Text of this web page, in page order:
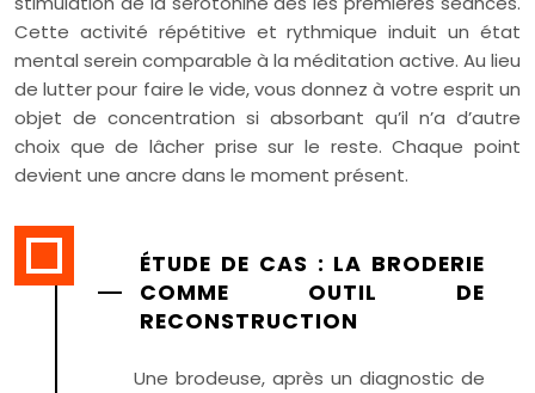
Cette activité répétitive et rythmique induit un état
mental serein comparable à la méditation active. Au lieu
de lutter pour faire le vide, vous donnez à votre esprit un
objet de concentration si absorbant qu’il n’a d’autre
choix que de lâcher prise sur le reste. Chaque point
devient une ancre dans le moment présent.
ÉTUDE DE CAS : LA BRODERIE
COMME OUTIL DE
RECONSTRUCTION
Une brodeuse, après un diagnostic de